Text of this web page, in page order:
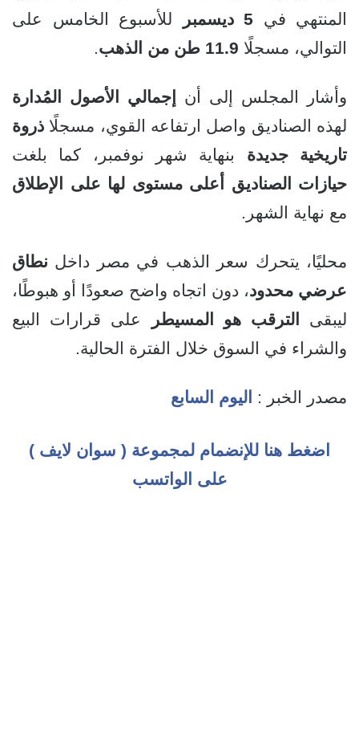
المنتهي في 5 ديسمبر
للأسبوع الخامس على
التوالي، مسجلًا 11.9 طن من الذهب
وأشار المجلس إلى أن إجمالي الأصول المُدارة
لهذه الصناديق واصل ارتفاعه القوي، مسجلًا ذروة
تاريخية جديدة بنهاية شهر نوفمبر، كما بلغت
حيازات الصناديق أعلى مستوى لها على الإطلاق
مع نهاية الشهر.
محليًا، يتحرك سعر الذهب في مصر داخل نطاق
عرضي محدود، دون اتجاه واضح صعودًا أو هبوطًا،
ليبقى الترقب هو المسيطر
على قرارات البيع
والشراء في السوق خلال الفترة الحالية.
مصدر الخبر : اليوم السابع
اضغط هنا للإنضمام لمجموعة ( سوان لايف )
على الواتسب